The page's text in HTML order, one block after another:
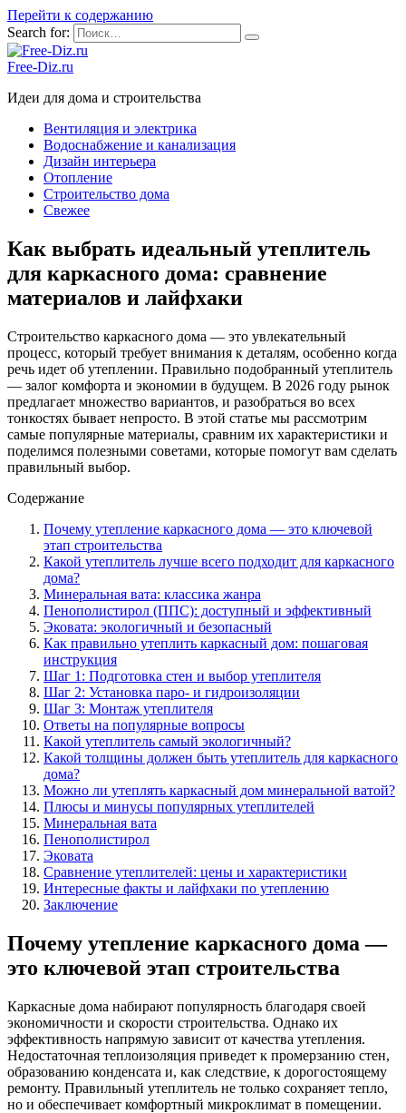
Перейти к содержанию
Search for:
Free-Diz.ru
Идеи для дома и строительства
Вентиляция и электрика
Водоснабжение и канализация
Дизайн интерьера
Отопление
Строительство дома
Свежее
Как выбрать идеальный утеплитель
для каркасного дома: сравнение
материалов и лайфхаки
Строительство каркасного дома — это увлекательный
процесс, который требует внимания к деталям, особенно когда
речь идет об утеплении. Правильно подобранный утеплитель
— залог комфорта и экономии в будущем. В 2026 году рынок
предлагает множество вариантов, и разобраться во всех
тонкостях бывает непросто. В этой статье мы рассмотрим
самые популярные материалы, сравним их характеристики и
поделимся полезными советами, которые помогут вам сделать
правильный выбор.
Содержание
Почему утепление каркасного дома — это ключевой
этап строительства
Какой утеплитель лучше всего подходит для каркасного
дома?
Минеральная вата: классика жанра
Пенополистирол (ППС): доступный и эффективный
Эковата: экологичный и безопасный
Как правильно утеплить каркасный дом: пошаговая
инструкция
Шаг 1: Подготовка стен и выбор утеплителя
Шаг 2: Установка паро- и гидроизоляции
Шаг 3: Монтаж утеплителя
Ответы на популярные вопросы
Какой утеплитель самый экологичный?
Какой толщины должен быть утеплитель для каркасного
дома?
Можно ли утеплять каркасный дом минеральной ватой?
Плюсы и минусы популярных утеплителей
Минеральная вата
Пенополистирол
Эковата
Сравнение утеплителей: цены и характеристики
Интересные факты и лайфхаки по утеплению
Заключение
Почему утепление каркасного дома —
это ключевой этап строительства
Каркасные дома набирают популярность благодаря своей
экономичности и скорости строительства. Однако их
эффективность напрямую зависит от качества утепления.
Недостаточная теплоизоляция приведет к промерзанию стен,
образованию конденсата и, как следствие, к дорогостоящему
ремонту. Правильный утеплитель не только сохраняет тепло,
но и обеспечивает комфортный микроклимат в помещении.